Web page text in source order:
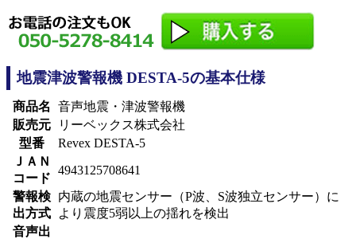
地震津波警報機 DESTA-5の基本仕様
商品名
音声地震・津波警報機
販売元
リーベックス株式会社
型番
Revex DESTA-5
ＪＡＮ
コード
4943125708641
警報検
出方式
内蔵の地震センサー（P波、S波独立センサー）に
より震度5弱以上の揺れを検出
音声出